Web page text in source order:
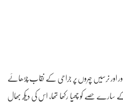
اور نرسیں چہروں پر جراحی کے نقاب چڑھائے
حصے کو چھپا رکھا تھا، اس کی دیکھ بھال